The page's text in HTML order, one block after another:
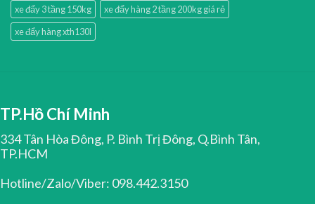
xe đẩy 3 tầng 150kg
xe đẩy hàng 2 tầng 200kg giá rẻ
xe đẩy hàng xth130l
TP.Hồ Chí Minh
334 Tân Hòa Đông, P. Bình Trị Đông, Q.Bình Tân,
TP.HCM
Hotline/Zalo/Viber: 098.442.3150